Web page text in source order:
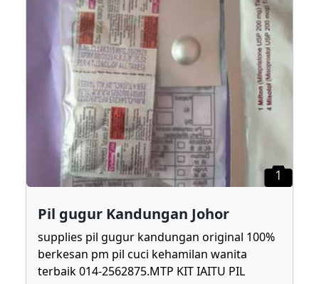
1
Pil gugur Kandungan Johor
supplies pil gugur kandungan original 100%
berkesan pm pil cuci kehamilan wanita
terbaik 014-2562875.MTP KIT IAITU PIL